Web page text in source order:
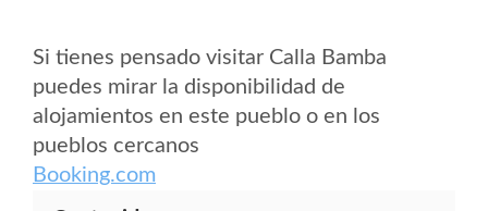
Si tienes pensado visitar Calla Bamba
puedes mirar la disponibilidad de
alojamientos en este pueblo o en los
pueblos cercanos
Booking.com